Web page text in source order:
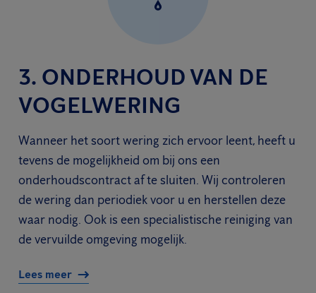
3. ONDERHOUD VAN DE
VOGELWERING
Wanneer het soort wering zich ervoor leent, heeft u
tevens de mogelijkheid om bij ons een
onderhoudscontract af te sluiten. Wij controleren
de wering dan periodiek voor u en herstellen deze
waar nodig. Ook is een specialistische reiniging van
de vervuilde omgeving mogelijk.
Lees meer